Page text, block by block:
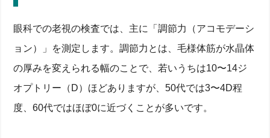
眼科での老視の検査では、主に「調節力（アコモデーシ
ョン）」を測定します。調節力とは、毛様体筋が水晶体
の厚みを変えられる幅のことで、若いうちは10〜14ジ
オプトリー（D）ほどありますが、50代では3〜4D程
度、60代ではほぼ0に近づくことが多いです。